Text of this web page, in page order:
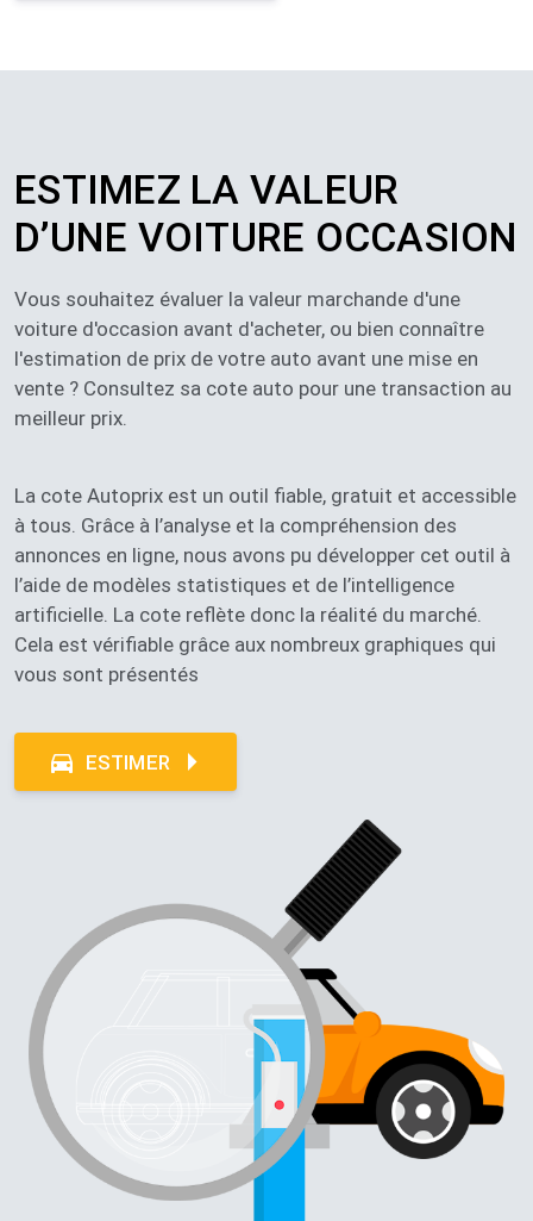
ESTIMEZ LA VALEUR
D’UNE VOITURE OCCASION​​​​
Vous souhaitez évaluer la valeur marchande d'une
voiture d'occasion avant d'acheter, ou bien connaître
l'estimation de prix de votre auto avant une mise en
vente ? Consultez sa cote auto pour une transaction au
meilleur prix.
La cote Autoprix est un outil fiable, gratuit et accessible
à tous. Grâce à l’analyse et la compréhension des
annonces en ligne, nous avons pu développer cet outil à
l’aide de modèles statistiques et de l’intelligence
artificielle. La cote reflète donc la réalité du marché.
Cela est vérifiable grâce aux nombreux graphiques qui
vous sont présentés
ESTIMER